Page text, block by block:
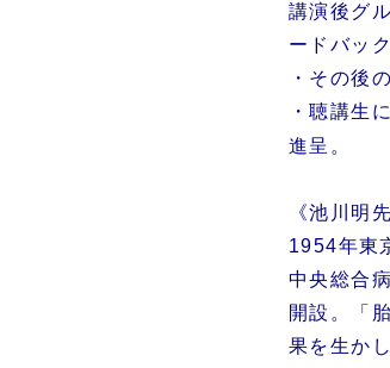
講演後グ
ードバッ
・その後
・聴講生
進呈。
《池川明
1954年東
中央総合
開設。「
果を生か